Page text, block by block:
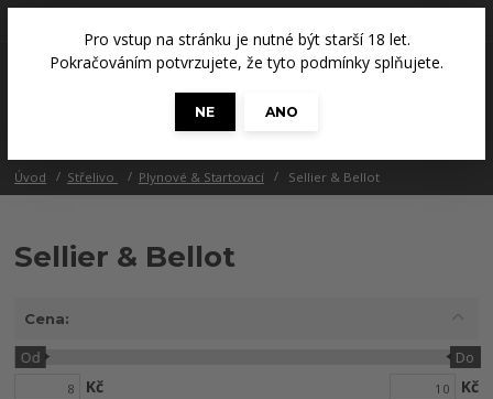
Pro vstup na stránku je nutné být starší 18 let.
Pokračováním potvrzujete, že tyto podmínky splňujete.
NE
ANO
0 Kč
Úvod Střelivo Plynové & Startovací Sellier & Bellot
Sellier & Bellot
Cena:
Kč
Od Do
Kč